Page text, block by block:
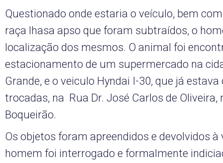
Questionado onde estaria o veículo, bem
raça lhasa apso que foram subtraídos, o
localização dos mesmos. O animal foi
estacionamento de um supermercado na
Grande, e o veiculo Hyndai I-30, que já
trocadas, na Rua Dr. José Carlos de Oliveira,
Boqueirão.
Os objetos foram apreendidos e devolvidos à
homem foi interrogado e formalmente